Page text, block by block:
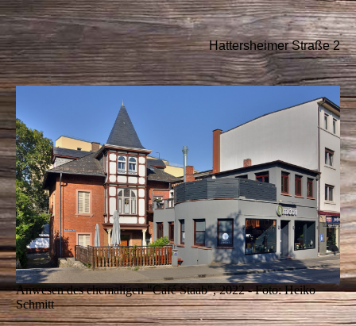
Hattersheimer Straße 2
Anwesen des ehemaligen "Café Staab", 2022 - Foto: Heiko
Schmitt